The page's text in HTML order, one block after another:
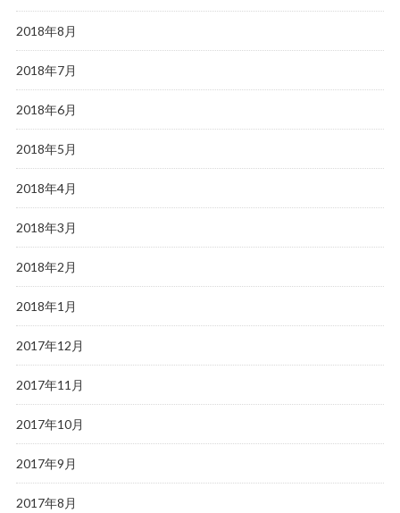
2018年8月
2018年7月
2018年6月
2018年5月
2018年4月
2018年3月
2018年2月
2018年1月
2017年12月
2017年11月
2017年10月
2017年9月
2017年8月